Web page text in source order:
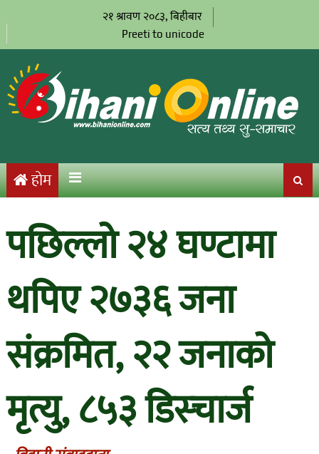
२१ श्रावण २०८३, बिहीबार
Preeti to unicode
होम
पछिल्लो २४ घण्टामा
थपिए २७३६ जना
संक्रमित, २२ जनाको
मृत्यु, ८५३ डिस्चार्ज